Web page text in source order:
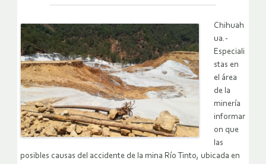
Chihuah
ua.-
Especiali
stas en
el área
de la
minería
informar
on que
las
posibles causas del accidente de la mina Río Tinto, ubicada en